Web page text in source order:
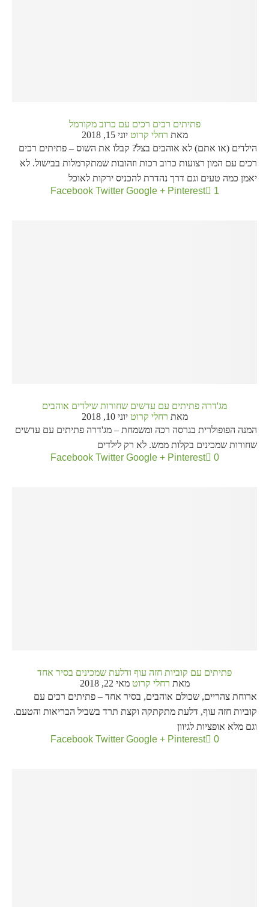
פתיתים רכים רכים עם כרוב מקורמל
מאת רחלי קרוט יוני 15, 2018
הילדים (או אתם) לא אוהבים בצל? קבלו את השוס – פתיתים רכים
רכים עם המון רצועות כרוב רכות וזהובות שמתקרמלות בבישול. לא
יאמן כמה טעים וגם דרך נהדרת להכניס ירקות לאוכל
1
Facebook Twitter Google + Pinterest
מג'דרה פתיתים עם עדשים שחורות שילדים אוהבים
מאת רחלי קרוט יוני 10, 2018
המנה הפופולרית בגרסה רכה ומשמחת – מג'דרה פתיתים עם עדשים
שחורות שמכינים בקלות ממש. לא רק לילדים
0
Facebook Twitter Google + Pinterest
פתיתים עם קוביות חזה עוף ודלעת שמכינים בסיר אחד
מאת רחלי קרוט מאי 22, 2018
ארוחת צהריים, שכולם אוהבים, בסיר אחד – פתיתים רכים עם
קוביות חזה עוף, דלעת מתקתקה וקצת תרד בשביל הבריאות והטעם.
וגם מלא אופציות לגיוון
0
Facebook Twitter Google + Pinterest